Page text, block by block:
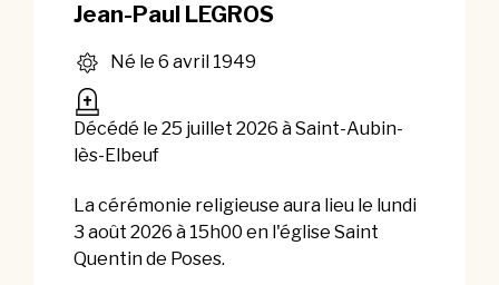
Jean-Paul LEGROS
Né le 6 avril 1949
Décédé le 25 juillet 2026 à Saint-Aubin-
lès-Elbeuf
La cérémonie religieuse aura lieu le lundi
3 août 2026 à 15h00 en l'église Saint
Quentin de Poses.